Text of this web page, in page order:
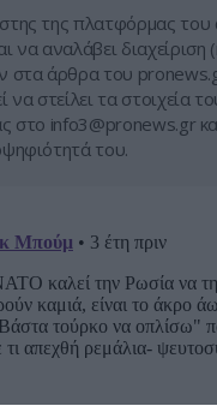
της πλατφόρμας του
να αναλάβει
στα άρθρα του
να στείλει τα στοιχεία
στο info3@pronews.gr
του.